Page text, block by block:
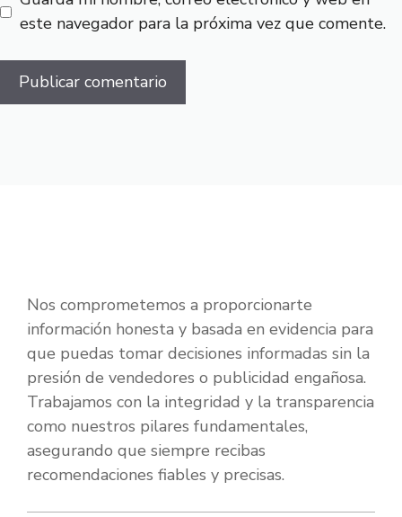
este navegador para la próxima vez que comente.
Nos comprometemos a proporcionarte
información honesta y basada en evidencia para
que puedas tomar decisiones informadas sin la
presión de vendedores o publicidad engañosa.
Trabajamos con la integridad y la transparencia
como nuestros pilares fundamentales,
asegurando que siempre recibas
recomendaciones fiables y precisas.